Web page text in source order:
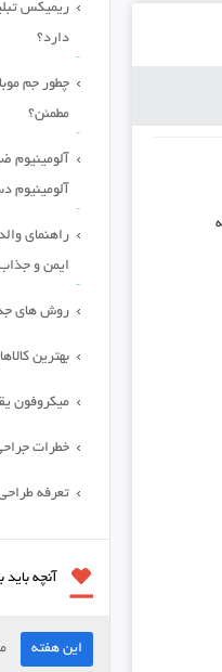
ریمیکس
دارد؟
چطور جم
مطمئن؟
آلومینیوم
آلومینیوم
راهنمای
ایمن و
روش های
بهترین
میکروفون
خطرات
تعرفه
آنچه
این هفته